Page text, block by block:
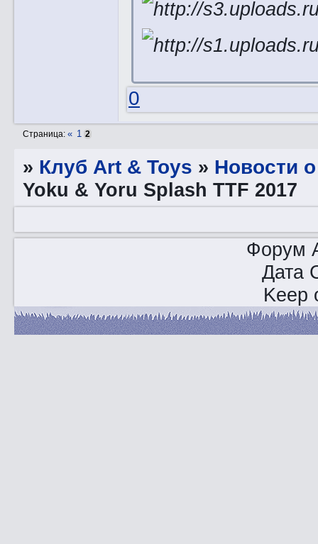
0
Страница:« 1 2
» Клуб Art & Toys » Новости
Yoku & Yoru Splash TTF 2017
Форум
Дата
Keep